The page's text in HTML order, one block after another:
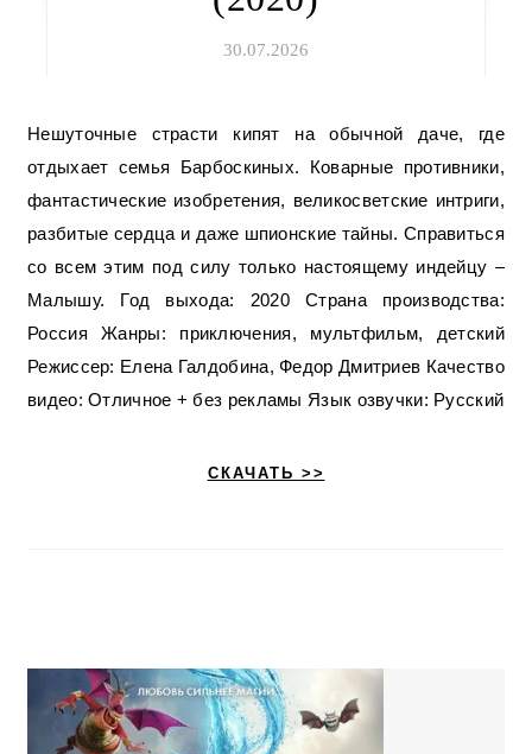
30.07.2026
Нешуточные страсти кипят на обычной даче, где
отдыхает семья Барбоскиных. Коварные противники,
фантастические изобретения, великосветские интриги,
разбитые сердца и даже шпионские тайны. Справиться
со всем этим под силу только настоящему индейцу –
Малышу. Год выхода: 2020 Страна производства:
Россия Жанры: приключения, мультфильм, детский
Режиссер: Елена Галдобина, Федор Дмитриев Качество
видео: Отличное + без рекламы Язык озвучки: Русский
СКАЧАТЬ >>